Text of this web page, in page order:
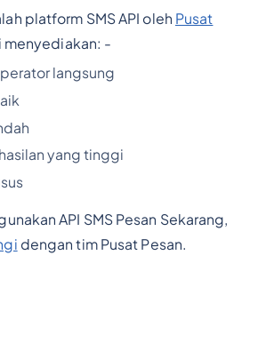
platform SMS API oleh Pusat
menyediakan: -
langsung
yang tinggi
API SMS Pesan Sekarang,
dengan tim Pusat Pesan.